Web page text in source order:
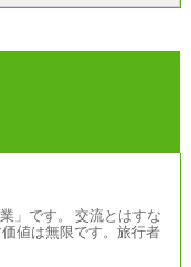
」です。 交流とはすな
値は無限です。旅行者